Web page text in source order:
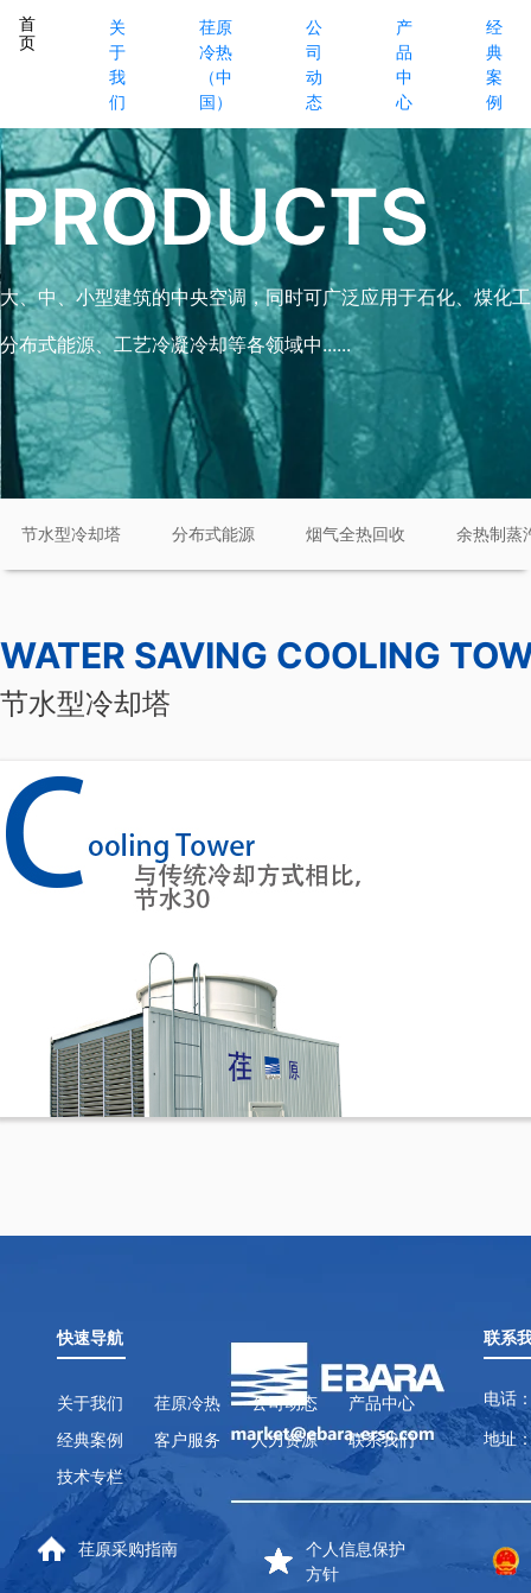
首
页
关
于
我
们
荏原
冷热
（中
国）
公
司
动
态
产
品
中
心
经
典
案
例
PRODUCTS
大、中、小型建筑的中央空调，同时可广泛应用于石化、煤化
分布式能源、工艺冷凝冷却等各领域中......
节水型冷却塔 分布式能源 烟气全热回收 余热制蒸
WATER SAVING COOLING
节水型冷却塔
快速导航
关于我们 荏原冷热 公司动态
产品中心
经典案例
客户服务 人力资源
联系我们
技术专栏
联系
电话
地址
荏原采购指南
个人信息保护
方针